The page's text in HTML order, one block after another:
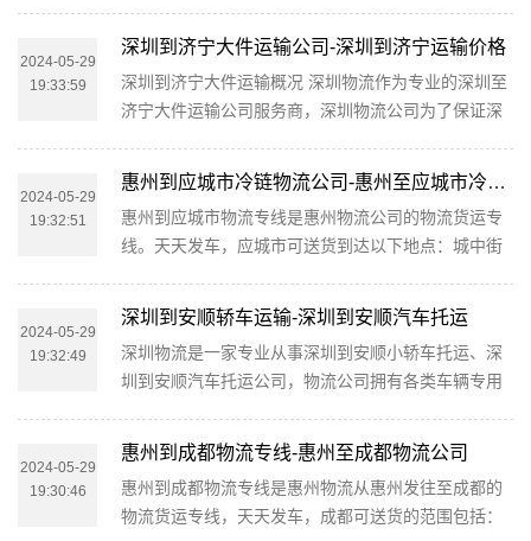
话，剩下的事由我们来做！主动反馈物流信息，免去
您查货的烦恼！公司服务流程一般...
镇、杨巷镇、新建镇、和桥镇、高塍镇、万石镇、周
铁镇、湖父镇。 同时深圳物流公司为了增强客户对于
我司的物流服务体验，客户货物重量大于五吨或者方
位大于个方的可提供专车接派服务，深圳市区周边公
里范围内以及宜兴市区5公里范围内均可免费安排车辆
提货和派送，我司深圳到宜兴物...
2024-05-29
19:33:59
深圳到济宁大件运输公司-深圳到济宁运输价格
深圳到济宁大件运输概况 深圳物流作为专业的深圳至
济宁大件运输公司服务商，深圳物流公司为了保证深
运营，进一步提升物流深圳至济宁大件运输品牌竞争
力，物流公司在深圳专门设立了办事机构，并备有专
业的大件工作人员与您及时沟通，为您提供从深圳到
济宁的大件运输相关延伸服务，极大的保障了货物的
准时到达和及时派送，缩短了货物在途时间，提高了
大件运输效率。 物流与几十家...
2024-05-29
19:32:51
惠州到应城市冷链物流公司-惠州至应城市冷链运输
惠州到应城市物流专线是惠州物流公司的物流货运专
线。天天发车，应城市可送货到达以下地点：城中街
道、田店镇、杨河镇、三合镇、郎君镇、黄滩镇、天
鹅镇、义和镇、陈河镇、杨岭镇、汤池镇 。 惠州到应
城市物流为工厂、贸易商、批发商等货主提供整车、
零担、大件运输、普快特快、搬家搬厂、回程车调用
等全方位的物流服务。在惠州周边都可以上门提货，
送货到指定地点。物流是保险...
2024-05-29
19:32:49
深圳到安顺轿车运输-深圳到安顺汽车托运
深圳物流是一家专业从事深圳到安顺小轿车托运、深
圳到安顺汽车托运公司，物流公司拥有各类车辆专用
各省会城市存在运输节点，业务量充足天天定时定点
准时深圳至安顺双向发车，全程高速行驶，在规定时
间即可到达目的地。 深圳到安顺轿车托运已成为深圳
物流公司的优质轿车线路之一，安顺可送车上门到达
2024-05-29
19:30:46
惠州到成都物流专线-惠州至成都物流公司
惠州到成都物流专线是惠州物流从惠州发往至成都的
物流货运专线，天天发车，成都可送货的范围包括：